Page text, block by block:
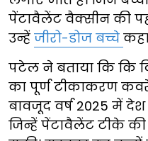
पेंटावैलेंट वैक्सीन की
उन्हें जीरो-डोज बच्चे
पटेल ने बताया कि कि
का पूर्ण टीकाकरण
बावजूद वर्ष 2025 में
जिन्हें पेंटावैलेंट टीके